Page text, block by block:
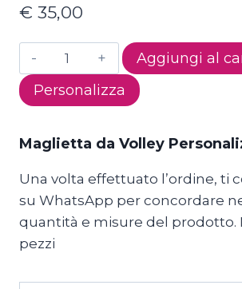
€ 35,00
Maglietta
da
Volley
quantità
Aggiungi al
Personalizza
Maglietta da Volley
Una volta effettuato l’ordine, ti
su WhatsApp per concordare
quantità e misure del prodotto.
pezzi